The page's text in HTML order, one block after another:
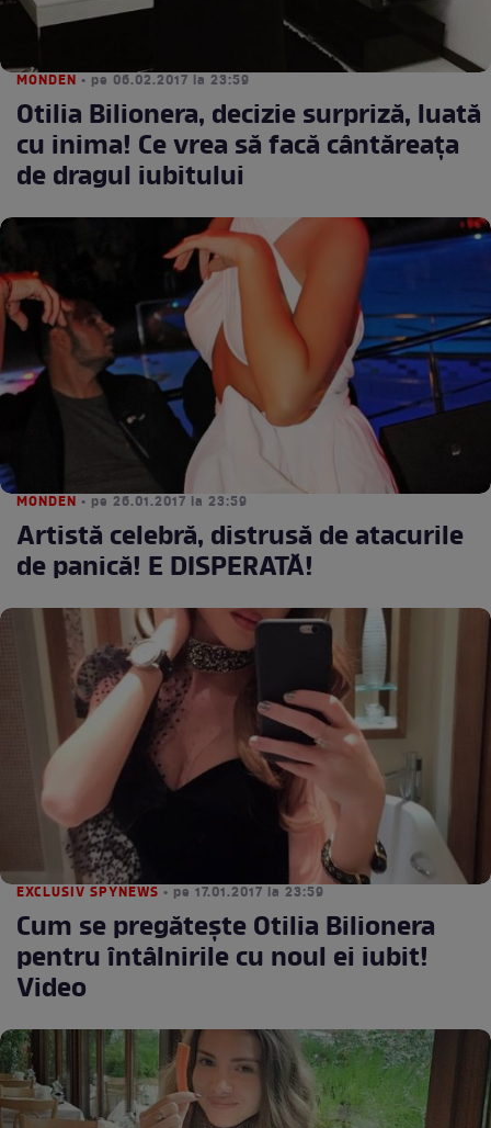
MONDEN • pe 06.02.2017 la 23:59
Otilia Bilionera, decizie surpriză, luată
cu inima! Ce vrea să facă cântăreața
de dragul iubitului
MONDEN • pe 26.01.2017 la 23:59
Artistă celebră, distrusă de atacurile
de panică! E DISPERATĂ!
EXCLUSIV SPYNEWS • pe 17.01.2017 la 23:59
Cum se pregătește Otilia Bilionera
pentru întâlnirile cu noul ei iubit!
Video